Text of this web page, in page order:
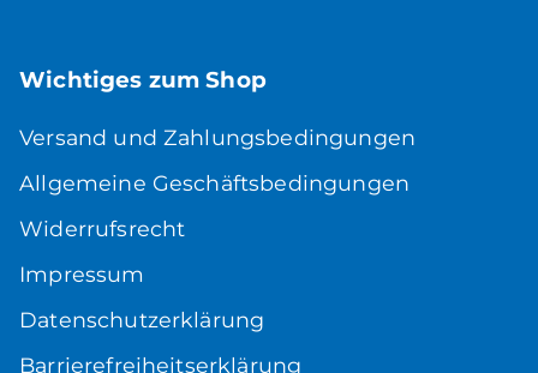
Wichtiges zum Shop
Versand und Zahlungsbedingungen
Allgemeine Geschäftsbedingungen
Widerrufsrecht
Impressum
Datenschutzerklärung
Barrierefreiheitserklärung